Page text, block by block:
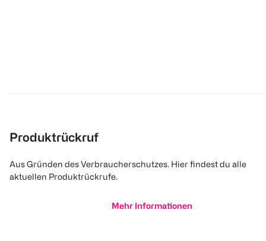
Produktrückruf
Aus Gründen des Verbraucherschutzes. Hier findest du alle
aktuellen Produktrückrufe.
Mehr Informationen